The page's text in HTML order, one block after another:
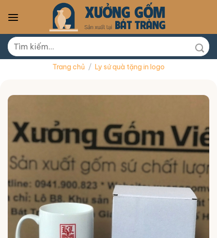
Tìm
kiếm:
Trang chủ / Ly sứ quà tặng in logo